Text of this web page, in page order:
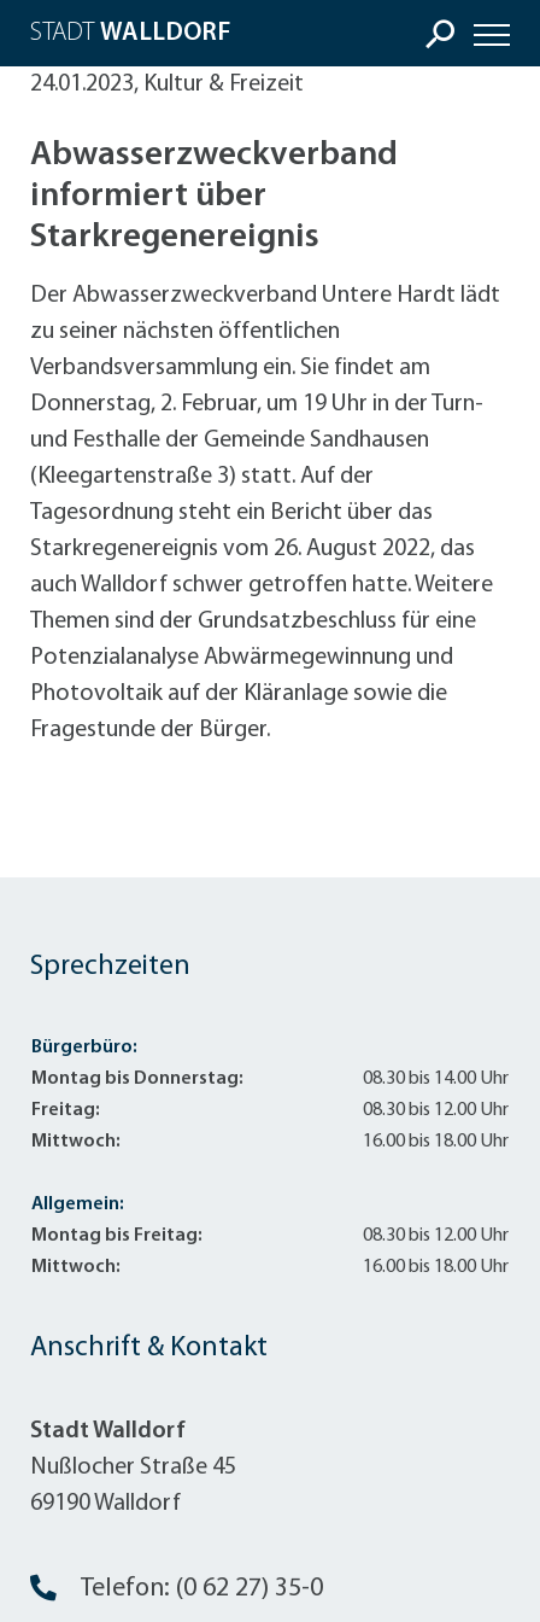
STADT WALLDORF
24.01.2023, Kultur & Freizeit
Abwasserzweckverband
informiert über
Starkregenereignis
Der Abwasserzweckverband Untere Hardt lädt
zu seiner nächsten öffentlichen
Verbandsversammlung ein. Sie findet am
Donnerstag, 2. Februar, um 19 Uhr in der Turn-
und Festhalle der Gemeinde Sandhausen
(Kleegartenstraße 3) statt. Auf der
Tagesordnung steht ein Bericht über das
Starkregenereignis vom 26. August 2022, das
auch Walldorf schwer getroffen hatte. Weitere
Themen sind der Grundsatzbeschluss für eine
Potenzialanalyse Abwärmegewinnung und
Photovoltaik auf der Kläranlage sowie die
Fragestunde der Bürger.
Anschrift & Kontakt
Stadt Walldorf
Nußlocher Straße 45
69190 Walldorf
Telefon: (0 62 27) 35-0
Sprechzeiten
Bürgerbüro:
Montag bis Donnerstag:
08.30 bis 14.00 Uhr
Freitag:
08.30 bis 12.00 Uhr
Mittwoch:
16.00 bis 18.00 Uhr
Allgemein:
Montag bis Freitag:
08.30 bis 12.00 Uhr
Mittwoch:
16.00 bis 18.00 Uhr